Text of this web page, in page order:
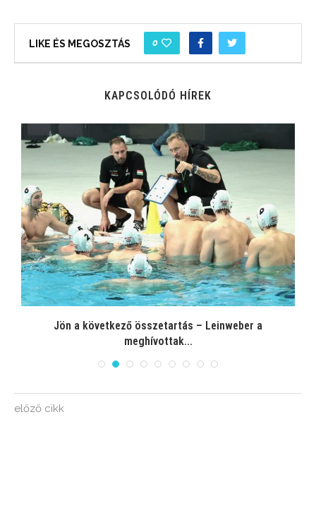
LIKE ÉS MEGOSZTÁS 0
KAPCSOLÓDÓ HÍREK
Jön a következő összetartás – Leinweber a
meghívottak...
előző cikk